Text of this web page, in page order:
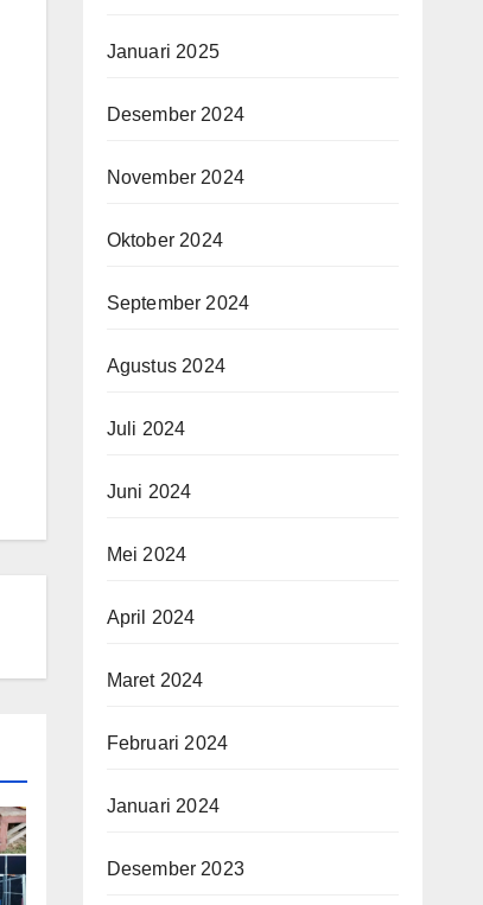
Januari 2025
Desember 2024
November 2024
Oktober 2024
September 2024
Agustus 2024
Juli 2024
Juni 2024
Mei 2024
April 2024
Maret 2024
Februari 2024
Januari 2024
Desember 2023